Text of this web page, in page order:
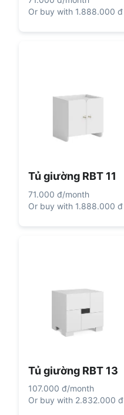
Or buy with 1.888.000 đ
Tủ giường RBT 11
71.000 đ/month
Or buy with 1.888.000 đ
Tủ giường RBT 13
107.000 đ/month
Or buy with 2.832.000 đ